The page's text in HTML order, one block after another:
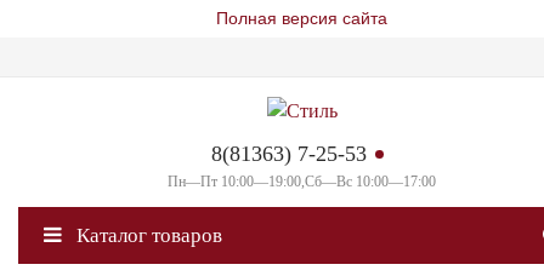
Полная версия сайта
8(81363) 7-25-53
Пн—Пт 10:00—19:00,Сб—Вс 10:00—17:00
Каталог товаров